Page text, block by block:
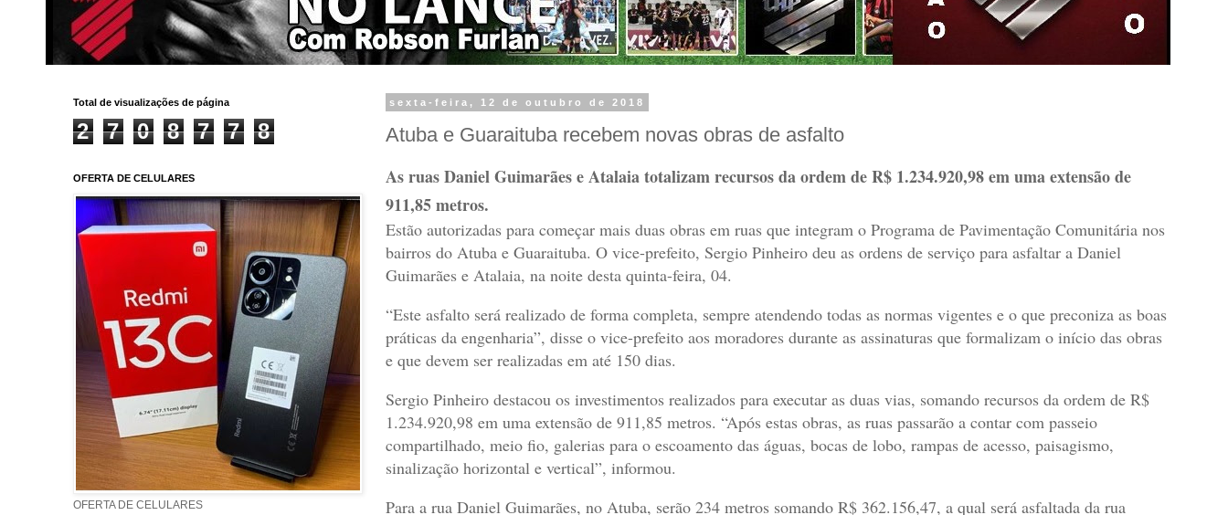
sexta-feira, 12 de outubro de 2018
Atuba e Guaraituba recebem novas obras de asfalto
As ruas Daniel Guimarães e Atalaia totalizam recursos da ordem de R$ 1.234.920,98 em uma extensão de
911,85 metros.
Estão autorizadas para começar mais duas obras em ruas que integram o Programa de Pavimentação Comunitária nos
bairros do Atuba e Guaraituba. O vice-prefeito, Sergio Pinheiro deu as ordens de serviço para asfaltar a Daniel
Guimarães e Atalaia, na noite desta quinta-feira, 04.
“Este asfalto será realizado de forma completa, sempre atendendo todas as normas vigentes e o que preconiza as boas
práticas da engenharia”, disse o vice-prefeito aos moradores durante as assinaturas que formalizam o início das obras
e que devem ser realizadas em até 150 dias.
Sergio Pinheiro destacou os investimentos realizados para executar as duas vias, somando recursos da ordem de R$
1.234.920,98 em uma extensão de 911,85 metros. “Após estas obras, as ruas passarão a contar com passeio
compartilhado, meio fio, galerias para o escoamento das águas, bocas de lobo, rampas de acesso, paisagismo,
sinalização horizontal e vertical”, informou.
Para a rua Daniel Guimarães, no Atuba, serão 234 metros somando R$ 362.156,47, a qual será asfaltada da rua
Total de visualizações de página
2 7 0 8 7 7 8
OFERTA DE CELULARES
OFERTA DE CELULARES